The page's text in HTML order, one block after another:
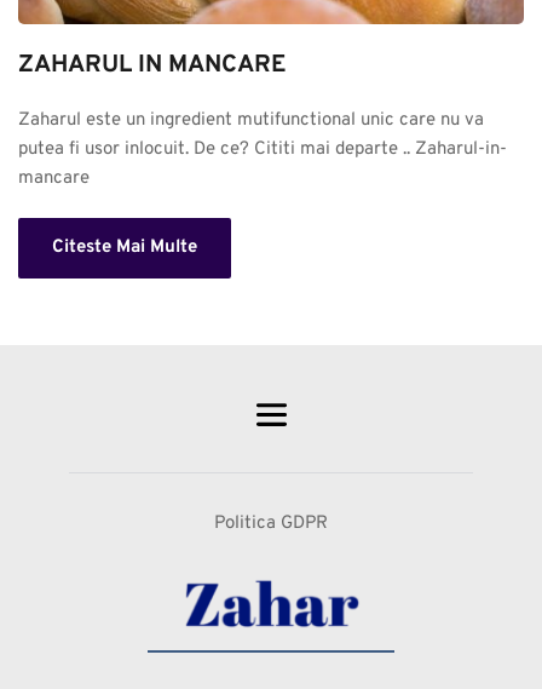
ZAHARUL IN MANCARE
Zaharul este un ingredient mutifunctional unic care nu va
putea fi usor inlocuit. De ce? Cititi mai departe .. Zaharul-in-
mancare
Citeste Mai Multe
Politica GDPR